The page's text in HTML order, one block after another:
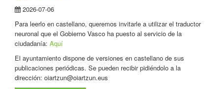
2026-07-06
Para leerlo en castellano, queremos invitarle a utilizar el traductor
neuronal que el Gobierno Vasco ha puesto al servicio de la
ciudadanía: Aquí
El ayuntamiento dispone de versiones en castellano de sus
publicaciones periódicas. Se pueden recibir pidiéndolo a la
dirección: oiartzun@oiartzun.eus